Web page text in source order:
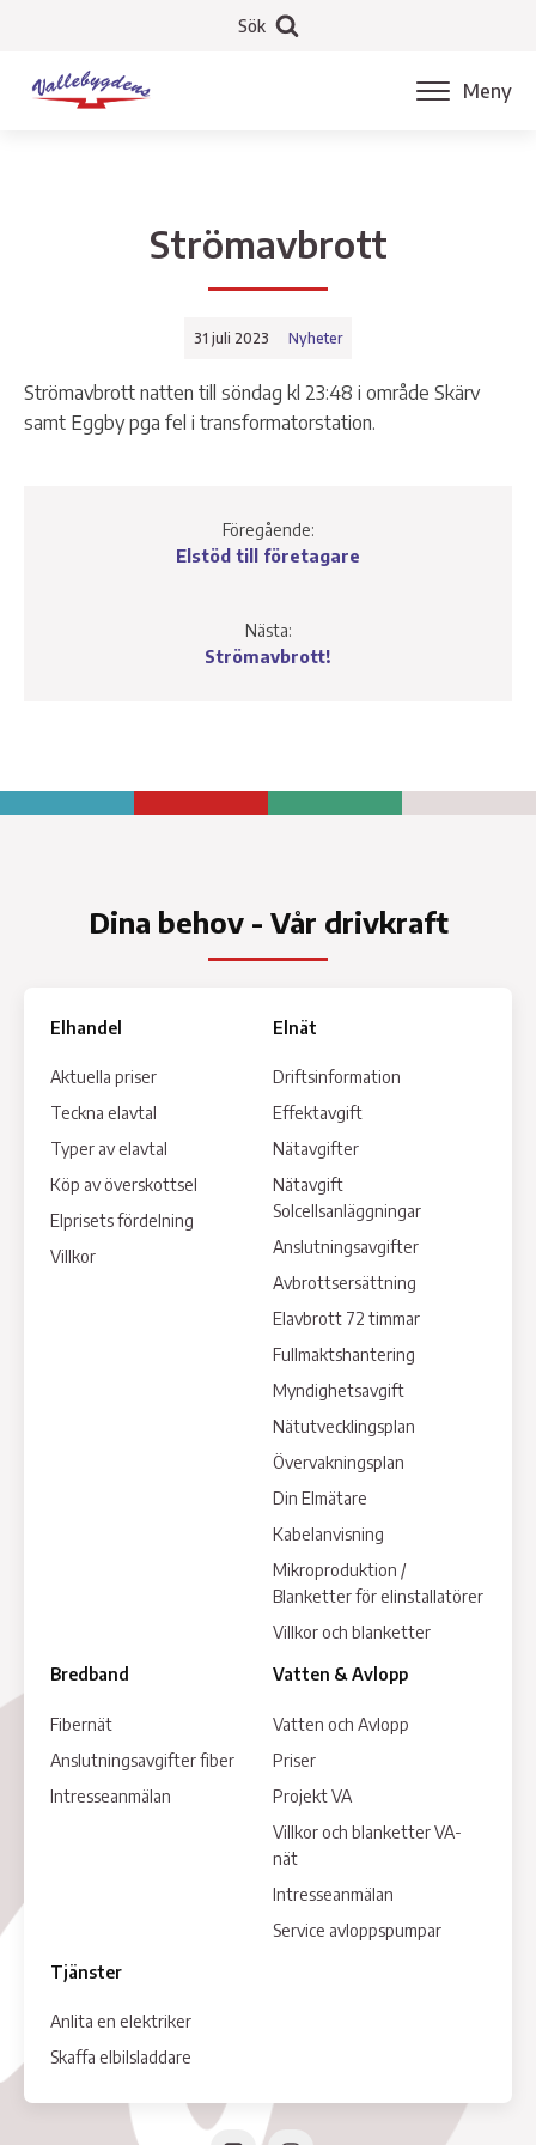
Sök
Meny
Strömavbrott
31 juli 2023 Nyheter
Strömavbrott natten till söndag kl 23:48 i område Skärv
samt Eggby pga fel i transformatorstation.
Föregående:
Elstöd till företagare
Nästa:
Strömavbrott!
Dina behov - Vår drivkraft
Elhandel
Aktuella priser
Teckna elavtal
Typer av elavtal
Köp av överskottsel
Elprisets fördelning
Villkor
Elnät
Driftsinformation
Effektavgift
Nätavgifter
Nätavgift
Solcellsanläggningar
Anslutningsavgifter
Avbrottsersättning
Elavbrott 72 timmar
Fullmaktshantering
Myndighetsavgift
Nätutvecklingsplan
Övervakningsplan
Din Elmätare
Kabelanvisning
Mikroproduktion /
Blanketter för elinstallatörer
Villkor och blanketter
Bredband
Fibernät
Anslutningsavgifter fiber
Intresseanmälan
Vatten & Avlopp
Vatten och Avlopp
Priser
Projekt VA
Villkor och blanketter VA-
nät
Intresseanmälan
Service avloppspumpar
Tjänster
Anlita en elektriker
Skaffa elbilsladdare